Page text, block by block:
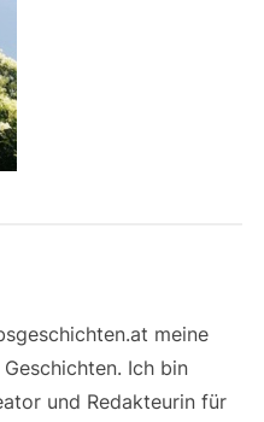
meine
Ich bin
und Redakteurin für